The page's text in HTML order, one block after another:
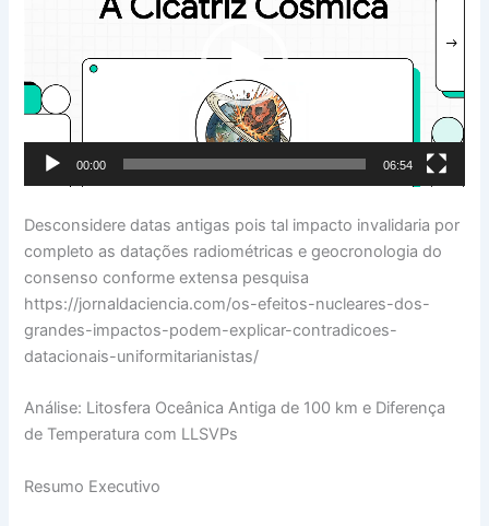
00:00 06:54
Desconsidere datas antigas pois tal impacto invalidaria por
completo as datações radiométricas e geocronologia do
consenso conforme extensa pesquisa
https://jornaldaciencia.com/os-efeitos-nucleares-dos-
grandes-impactos-podem-explicar-contradicoes-
datacionais-uniformitarianistas/
Análise: Litosfera Oceânica Antiga de 100 km e Diferença
de Temperatura com LLSVPs
Resumo Executivo